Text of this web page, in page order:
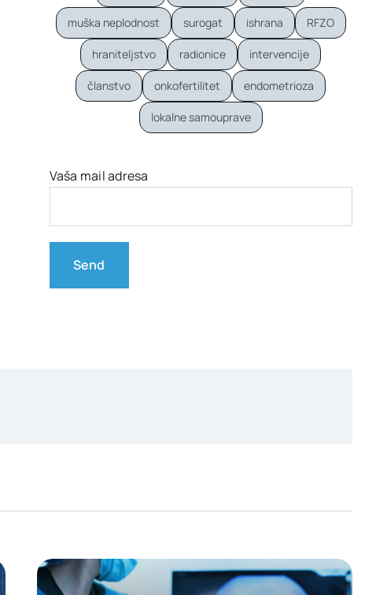
muška neplodnost surogat ishrana RFZO
hraniteljstvo radionice intervencije
članstvo onkofertilitet endometrioza
lokalne samouprave
Vaša mail adresa